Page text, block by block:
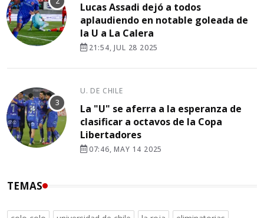
Lucas Assadi dejó a todos
aplaudiendo en notable goleada de
la U a La Calera
21:54, JUL 28 2025
U. DE CHILE
La "U" se aferra a la esperanza de
clasificar a octavos de la Copa
Libertadores
07:46, MAY 14 2025
TEMAS